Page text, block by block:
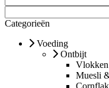
Categorieën
Voeding
Ontbijt
Vlokken
Muesli